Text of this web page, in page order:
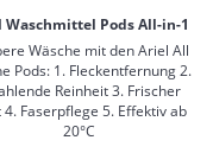
Waschmittel Pods All-in-1
Wäsche mit den Ariel All
Pods: 1. Fleckentfernung 2.
Reinheit 3. Frischer
4. Faserpflege 5. Effektiv ab
20°C